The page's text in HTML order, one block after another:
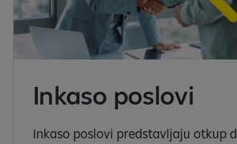
Inkaso poslovi
Inkaso poslovi predstavljaju otkup